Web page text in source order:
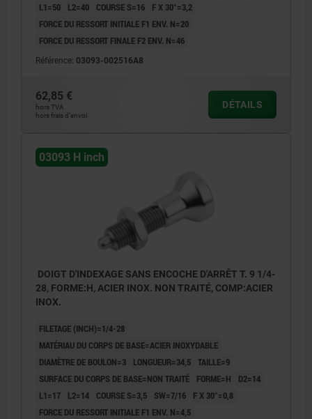
L1=50
L2=40 COURSE S=16
F X 30°=3,2
FORCE DU RESSORT INITIALE F1 ENV. N=20
FORCE DU RESSORT FINALE F2 ENV. N=46
Référence: 03093-002516A8
62,85 €
hors TVA
hors frais d’envoi
DÉTAILS
03093 H inch
DOIGT D'INDEXAGE SANS ENCOCHE D'ARRÊT T. 9 1/4-
28, FORME:H, ACIER INOX. NON TRAITÉ, COMP:ACIER
INOX.
FILETAGE (INCH)=1/4-28
MATÉRIAU DU CORPS DE BASE=ACIER INOXYDABLE
DIAMÈTRE DE BOULON=3
LONGUEUR=34,5 TAILLE=9
SURFACE DU CORPS DE BASE=NON TRAITÉ
FORME=H
D2=14
L1=17
L2=14 COURSE S=3,5 SW=7/16
F X 30°=0,8
FORCE DU RESSORT INITIALE F1 ENV. N=4,5